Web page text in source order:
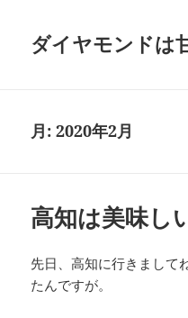
ダイヤモンドは
月:2020年2月
高知は美味し
先日、高知に行きまして
たんですが。